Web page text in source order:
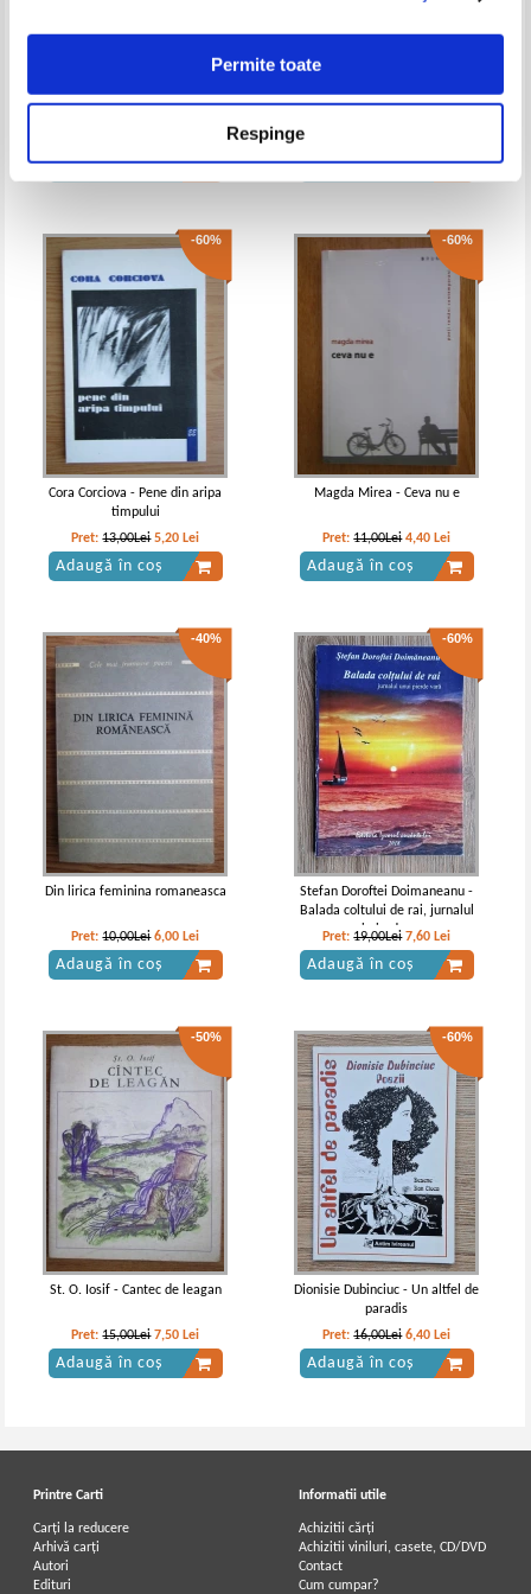
Permite toate
Respinge
-50%
St. O. Iosif - Poezii
IN STOC
Pret:
Lei
Adaugă în coș
75,00Lei 37,50 Lei
Adaugă în coș
-60%
St. O. Iosif - Poezii (2 volume, 1943)
-60%
D. Anghel, St. O. Iosif - Poezii
IN STOC
Pret:10,00Lei4,00Lei
Adaugă în coș
-40%
Stefan Octavian Iosif - Poezii
IN STOC
Pret:35,00Lei 21,00Lei
Adaugă în coș
-40%
Stefan Octavian Iosif - Poezii (1943)
IN STOC
Pret:32,00Lei19,20Lei
Adaugă în coș
Stefan Octavian Iosif - Poezii
Gheorghe Ursu - Presentimente,
Adaugă în coș
George L. Nimigeanu -
Adaugă în coș
-60%
Cora Corciova - Pene din aripa
timpului
Pret:13,00Lei 5,20 Lei
Adaugă în coș
-60%
Magda Mirea - Ceva nu e
Pret:11,00Lei 4,40 Lei
Adaugă în coș
-40%
Din lirica feminina romaneasca
Pret:10,00Lei 6,00 Lei
Adaugă în coș
-60%
Stefan Doroftei Doimaneanu -
Balada coltului de rai, jurnalul
unui pierde vara
Pret:19,00Lei 7,60 Lei
Adaugă în coș
-50%
St. O. Iosif - Cantec de leagan
Pret:15,00Lei 7,50 Lei
Adaugă în coș
-60%
Dionisie Dubinciuc - Un altfel de
paradis
Pret:16,00Lei 6,40 Lei
Adaugă în coș
Printre Carti
Carți la reducere
Arhivă carți
Autori
Edituri
Informatii utile
Achizitii cărți
Achizitii viniluri, casete, CD/DVD
Contact
Cum cumpar?